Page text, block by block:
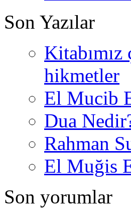
Son Yazılar
hikmetler
El Mucib
Dua
Rahman
El Muğis
Son yorumlar